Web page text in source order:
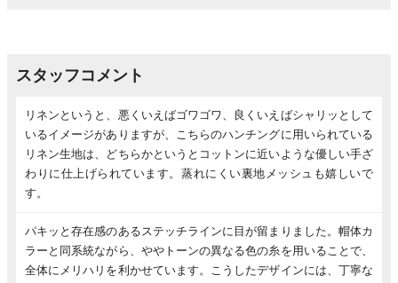
スタッフコメント
リネンというと、悪くいえばゴワゴワ、良くいえばシャリッとして
いるイメージがありますが、こちらのハンチングに用いられている
リネン生地は、どちらかというとコットンに近いような優しい手ざ
わりに仕上げられています。蒸れにくい裏地メッシュも嬉しいで
す。
パキッと存在感のあるステッチラインに目が留まりました。帽体カ
ラーと同系統ながら、ややトーンの異なる色の糸を用いることで、
全体にメリハリを利かせています。こうしたデザインには、丁寧な